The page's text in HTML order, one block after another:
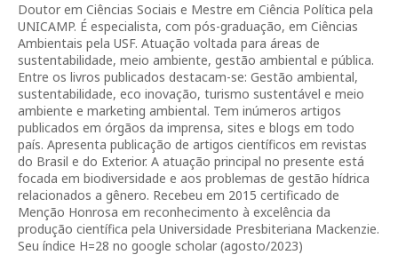
Doutor em Ciências Sociais e Mestre em Ciência Política pela
UNICAMP. É especialista, com pós-graduação, em Ciências
Ambientais pela USF. Atuação voltada para áreas de
sustentabilidade, meio ambiente, gestão ambiental e pública.
Entre os livros publicados destacam-se: Gestão ambiental,
sustentabilidade, eco inovação, turismo sustentável e meio
ambiente e marketing ambiental. Tem inúmeros artigos
publicados em órgãos da imprensa, sites e blogs em todo
país. Apresenta publicação de artigos científicos em revistas
do Brasil e do Exterior. A atuação principal no presente está
focada em biodiversidade e aos problemas de gestão hídrica
relacionados a gênero. Recebeu em 2015 certificado de
Menção Honrosa em reconhecimento à excelência da
produção científica pela Universidade Presbiteriana Mackenzie.
Seu índice H=28 no google scholar (agosto/2023)